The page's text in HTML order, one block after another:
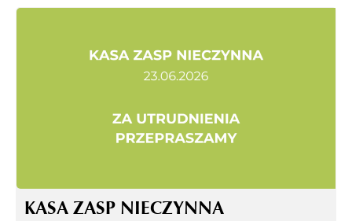
KASA ZASP NIECZYNNA